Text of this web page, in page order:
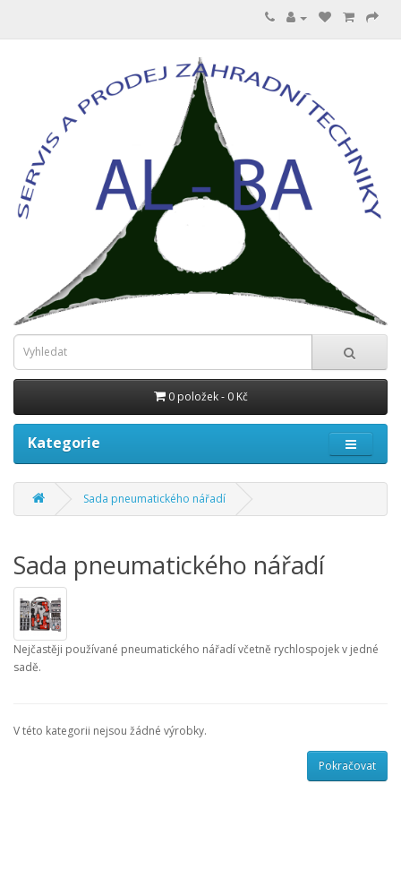
0 položek - 0 Kč
Kategorie
Sada pneumatického nářadí
Sada pneumatického nářadí
Nejčastěji používané pneumatického nářadí včetně rychlospojek v jedné
sadě.
V této kategorii nejsou žádné výrobky.
Pokračovat